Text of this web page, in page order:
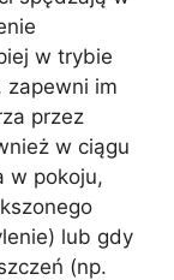
w trybie
zapewni im
przez
w ciągu
w pokoju,
lub gdy
(np.